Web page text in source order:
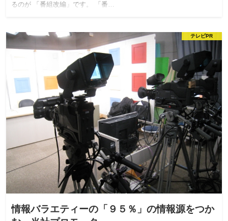
るのが 「番組改編」です。 「番…
テレビPR
情報バラエティーの「９５％」の情報源をつか